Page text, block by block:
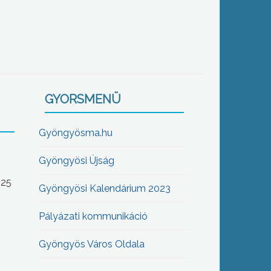
GYORSMENÜ
Gyöngyösma.hu
Gyöngyösi Újság
Gyöngyösi Kalendárium 2023
Pályázati kommunikáció
Gyöngyös Város Oldala